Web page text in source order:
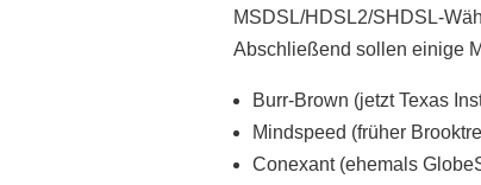
MSDSL/HDSL2/SHDSL-
Abschließend sollen einige
Burr-Brown (jetzt Texas
Mindspeed (früher
Conexant (ehemals